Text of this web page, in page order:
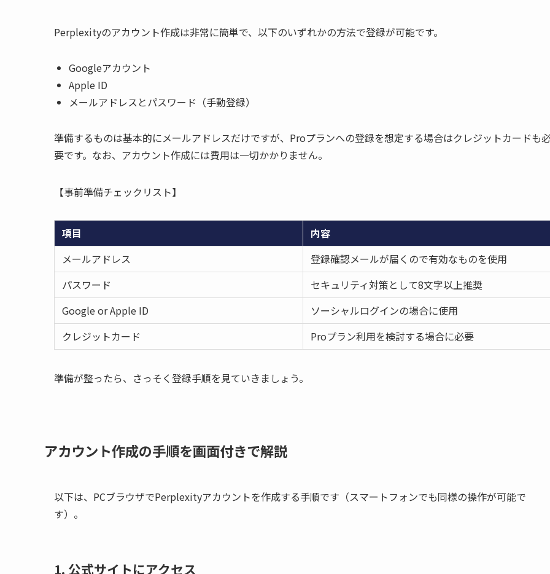
Perplexityのアカウント作成は非常に簡単で、以下のいずれかの方法で登録が可能です。
Googleアカウント
Apple ID
メールアドレスとパスワード（手動登録）
準備するものは基本的にメールアドレスだけですが、Proプランへの登録を想定する場合はクレジットカードも
要です。なお、アカウント作成には費用は一切かかりません。
【事前準備チェックリスト】
項目
内容
メールアドレス
登録確認メールが届くので有効なものを使用
パスワード
セキュリティ対策として8文字以上推奨
Google or Apple ID
ソーシャルログインの場合に使用
クレジットカード
Proプラン利用を検討する場合に必要
準備が整ったら、さっそく登録手順を見ていきましょう。
アカウント作成の手順を画面付きで解説
以下は、PCブラウザでPerplexityアカウントを作成する手順です（スマートフォンでも同様の操作が可能で
す）。
1. 公式サイトにアクセス